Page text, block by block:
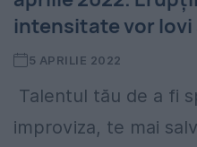
intensitate vor
5 APRILIE 2022
Talentul tău de a fi
improviza, te mai